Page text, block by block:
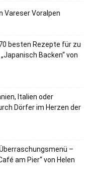
Vareser Voralpen
besten Rezepte für zu
Backen“ von
Italien oder
Dörfer im Herzen der
–
am Pier“ von Helen